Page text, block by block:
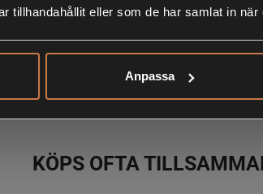
tillhandahållit eller som de har samlat in
Anpassa
LIKNANDE PRODUKTER
KÖPS OFTA